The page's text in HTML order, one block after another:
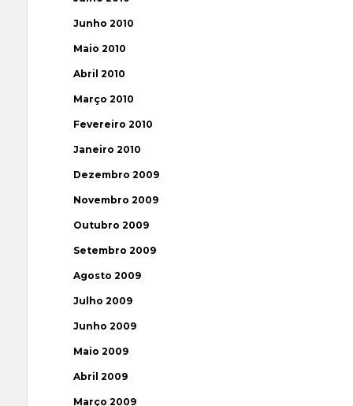
Junho 2010
Maio 2010
Abril 2010
Março 2010
Fevereiro 2010
Janeiro 2010
Dezembro 2009
Novembro 2009
Outubro 2009
Setembro 2009
Agosto 2009
Julho 2009
Junho 2009
Maio 2009
Abril 2009
Março 2009